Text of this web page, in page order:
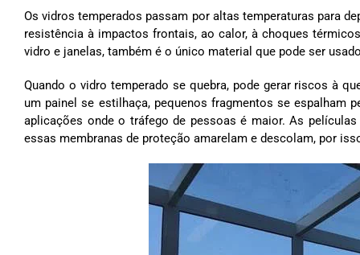
Os vidros temperados passam por altas temperaturas para
resistência à impactos frontais, ao calor, à choques
vidro e janelas, também é o único material que pode ser
Quando o vidro temperado se quebra, pode gerar riscos à
um painel se estilhaça, pequenos fragmentos se
aplicações onde o tráfego de pessoas é maior. As
essas membranas de proteção amarelam e descolam, por